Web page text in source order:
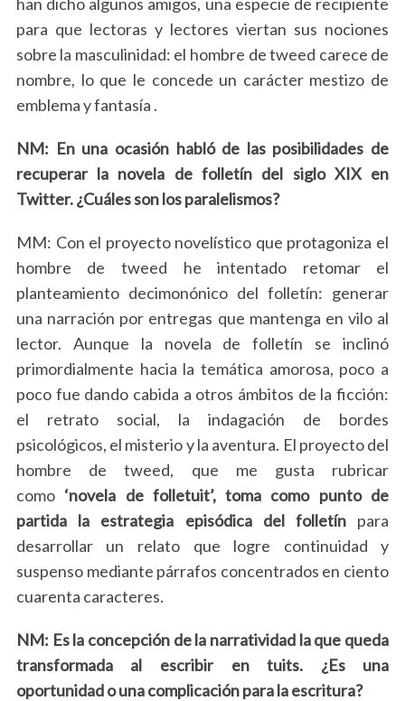
para que lectoras y lectores viertan sus nociones
sobre la masculinidad: el hombre de tweed carece de
nombre, lo que le concede un carácter mestizo de
emblema y fantasía .
NM: En una ocasión habló de las posibilidades de
recuperar la novela de folletín del siglo XIX en
Twitter. ¿Cuáles son los paralelismos?
MM: Con el proyecto novelístico que protagoniza el
hombre de tweed he intentado retomar el
planteamiento decimonónico del folletín: generar
una narración por entregas que mantenga en vilo al
lector. Aunque la novela de folletín se inclinó
primordialmente hacia la temática amorosa, poco a
poco fue dando cabida a otros ámbitos de la ficción:
el retrato social, la indagación de bordes
psicológicos, el misterio y la aventura. El proyecto del
hombre de tweed, que me gusta rubricar
como‘novela de folletuit’, toma como punto de
partida la estrategia episódica del folletínpara
desarrollar un relato que logre continuidad y
suspenso mediante párrafos concentrados en ciento
cuarenta caracteres.
NM: Es la concepción de la narratividad la que queda
transformada al escribir en tuits. ¿Es una
oportunidad o una complicación para la escritura?